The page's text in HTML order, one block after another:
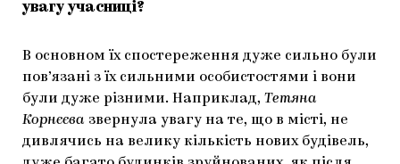
увагу учасниці?
В основном їх спостереження дуже сильно були
пов’язані з їх сильними особистостями і вони
були дуже різними. Наприклад, Тетяна
Корнєєва звернула увагу на те, що в місті, не
дивлячись на велику кількість нових будівель,